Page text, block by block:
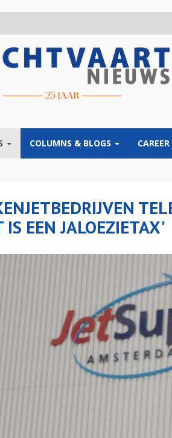
COLUMNS & BLOGS
IS EEN JALOEZIETAX'